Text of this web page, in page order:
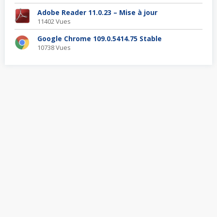
Adobe Reader 11.0.23 – Mise à jour
11402 Vues
Google Chrome 109.0.5414.75 Stable
10738 Vues